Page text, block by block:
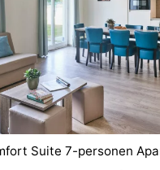
Suite 7-personen